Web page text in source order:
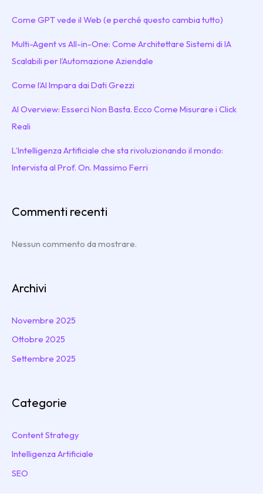
Come GPT vede il Web (e perché questo cambia tutto)
Multi-Agent vs All-in-One: Come Architettare Sistemi di IA
Scalabili per l’Automazione Aziendale
Come l’AI Impara dai Dati Grezzi
AI Overview: Esserci Non Basta. Ecco Come Misurare i Click
Reali
L’Intelligenza Artificiale che sta rivoluzionando il mondo:
Intervista al Prof. On. Massimo Ferri
Commenti recenti
Nessun commento da mostrare.
Archivi
Novembre 2025
Ottobre 2025
Settembre 2025
Categorie
Content Strategy
Intelligenza Artificiale
SEO